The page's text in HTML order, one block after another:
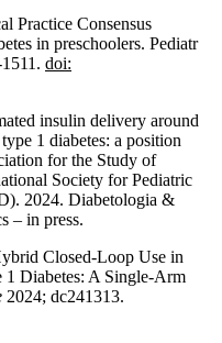
Practice Consensus
in preschoolers. Pediatr
doi:
insulin delivery around
1 diabetes: a position
for the Study of
Society for Pediatric
2024. Diabetologia &
– in press.
Closed-Loop Use in
Diabetes: A Single-Arm
2024; dc241313.